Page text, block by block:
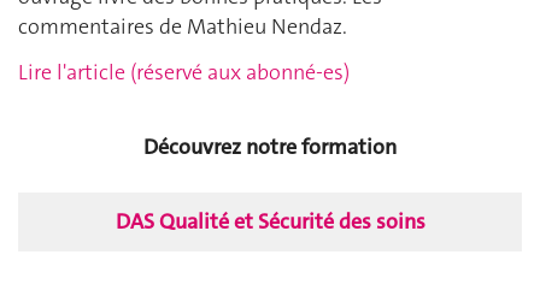
commentaires de Mathieu Nendaz.
Lire l'article (réservé aux abonné-es)
Découvrez notre formation
DAS Qualité et Sécurité des soins